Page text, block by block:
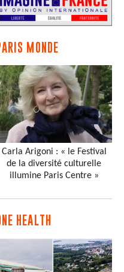
MONDE
Carla Arigoni : « le Festival
de la diversité culturelle
illumine Paris Centre »
HEALTH